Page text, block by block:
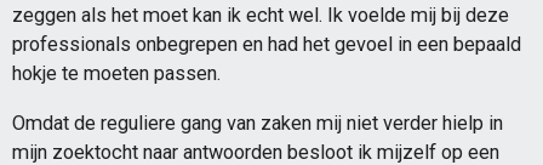
zeggen als het moet kan ik echt wel. Ik voelde mij bij deze
professionals onbegrepen en had het gevoel in een bepaald
hokje te moeten passen.
Omdat de reguliere gang van zaken mij niet verder hielp in
mijn zoektocht naar antwoorden besloot ik mijzelf op een